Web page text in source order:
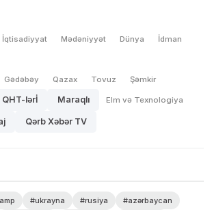
İqtisadiyyat Mədəniyyət Dünya İdman
Gədəbəy Qazax Tovuz Şəmkir
QHT-lərİ Maraqlı Elm və Texnologiya
Qərb Xəbər TV
#ukrayna #rusiya
#azərbaycan